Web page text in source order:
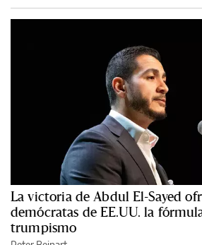
La victoria de Abdul El-Sayed
demócratas de EE.UU. la
trumpismo